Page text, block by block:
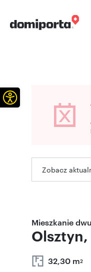
Zobacz
Mieszkanie
Olsztyn,
32,30 m2
Otwórz pasek narzędzi